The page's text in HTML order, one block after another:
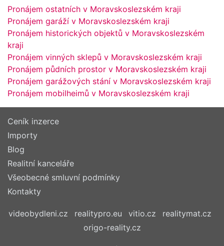
Pronájem ostatních v Moravskoslezském kraji
Pronájem garáží v Moravskoslezském kraji
Pronájem historických objektů v Moravskoslezském
kraji
Pronájem vinných sklepů v Moravskoslezském kraji
Pronájem půdních prostor v Moravskoslezském kraji
Pronájem garážových stání v Moravskoslezském kraji
Pronájem mobilheimů v Moravskoslezském kraji
Ceník inzerce
Importy
Blog
Realitní kanceláře
Všeobecné smluvní podmínky
Kontakty
videobydleni.cz realitypro.eu vitio.cz
realitymat.cz
origo-reality.cz